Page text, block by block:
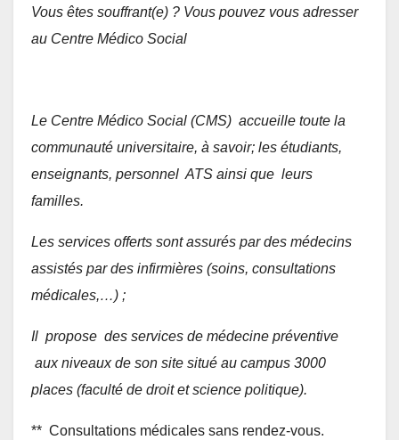
Vous êtes souffrant(e) ? Vous pouvez vous adresser
au Centre Médico Social
Le Centre Médico Social (CMS) accueille toute la
communauté universitaire, à savoir; les étudiants,
enseignants, personnel ATS ainsi que leurs
familles.
Les services offerts sont assurés par des médecins
assistés par des infirmières (soins, consultations
médicales,…) ;
Il propose des services de médecine préventive
aux niveaux de son site situé au campus 3000
places (faculté de droit et science politique).
** Consultations médicales sans rendez-vous.